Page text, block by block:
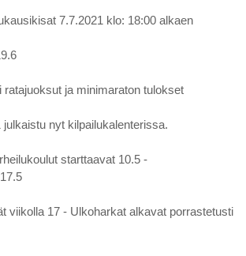
7.7.2021 klo: 18:00 alkaen
ratajuoksut ja minimaraton tulokset
julkaistu nyt kilpailukalenterissa.
starttaavat 10.5 -
viikolla 17 - Ulkoharkat alkavat porrastetusti